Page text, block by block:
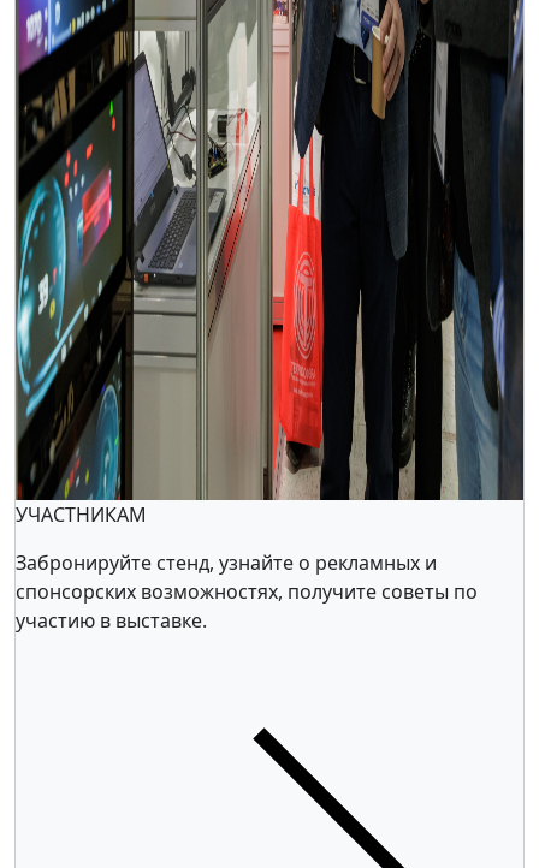
УЧАСТНИКАМ
Забронируйте стенд, узнайте о рекламных и
спонсорских возможностях, получите советы по
участию в выставке.